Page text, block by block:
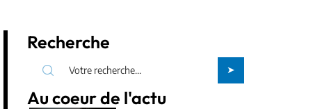
Recherche
Au coeur de l'actu